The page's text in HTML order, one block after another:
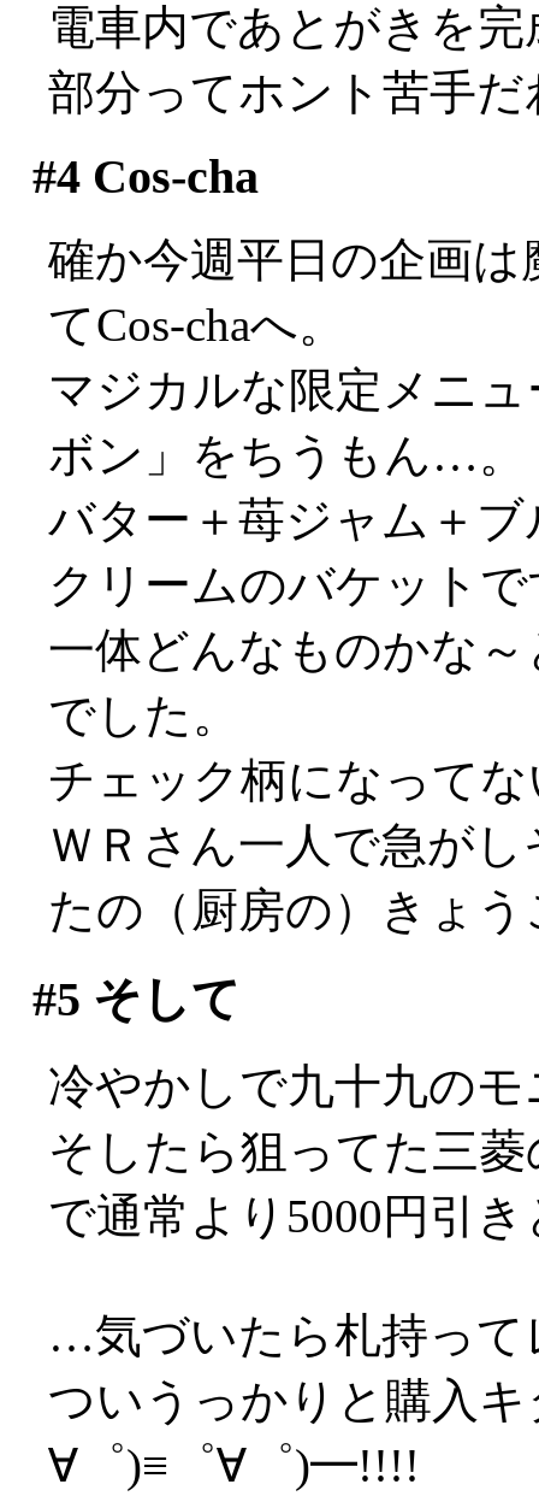
電車内であとがきを
部分ってホント苦手だ
#4Cos-cha
確か今週平日の企画
てCos-chaへ。
マジカルな限定メニ
ボン」をちうもん…。
バター＋苺ジャム＋
クリームのバケット
一体どんなものかな
でした。
チェック柄になって
ＷＲさん一人で急が
たの（厨房の）きょ
#5 そして
冷やかしで九十九の
そしたら狙ってた三
で通常より5000円引
…気づいたら札持って
ついうっかりと購入
∀゜)≡゜∀゜)━!!!!